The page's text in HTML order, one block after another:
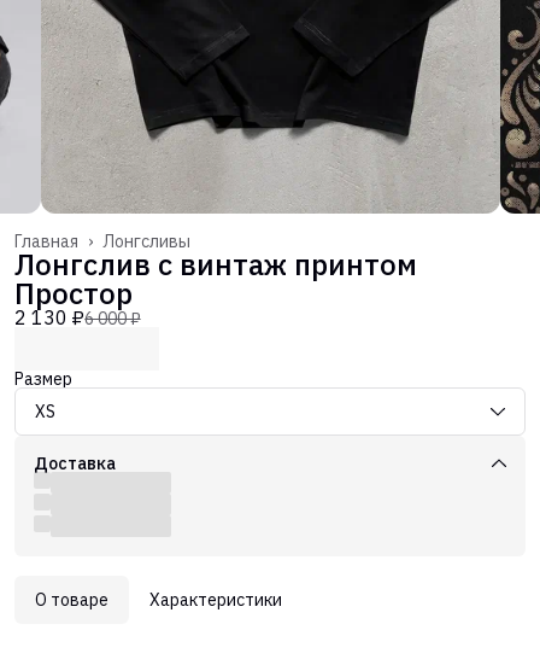
Лонгсливы
Главная ›
Лонгслив с винтаж принтом
Простор
2 130 ₽6 000 ₽
Размер
XS
Доставка
О товаре Характеристики